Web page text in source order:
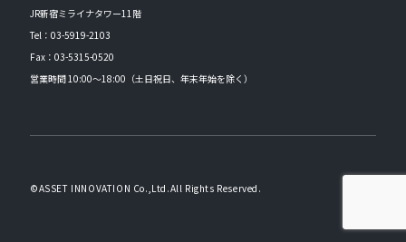
JR新宿ミライナタワー11階
Tel： 03-5919-2103
Fax：03-5315-0520
営業時間 10:00～18:00（土日祝日、年末年始を除く）
©ASSET INNOVATION Co.,Ltd.All Rights Reserved.